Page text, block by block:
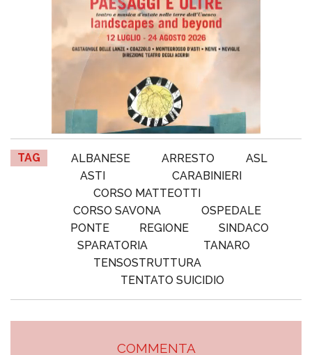
TAG ALBANESE ARRESTO
ASL
ASTI
CARABINIERI
CORSO MATTEOTTI
CORSO SAVONA
OSPEDALE
PONTE
REGIONE
SINDACO
SPARATORIA
TANARO
TENSOSTRUTTURA
TENTATO SUICIDIO
COMMENTA